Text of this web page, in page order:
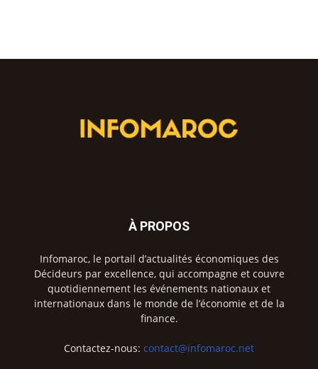
À PROPOS
Infomaroc, le portail d’actualités économiques des
Décideurs par excellence, qui accompagne et couvre
quotidiennement les événements nationaux et
internationaux dans le monde de l’économie et de la
finance.
Contactez-nous: contact@infomaroc.net